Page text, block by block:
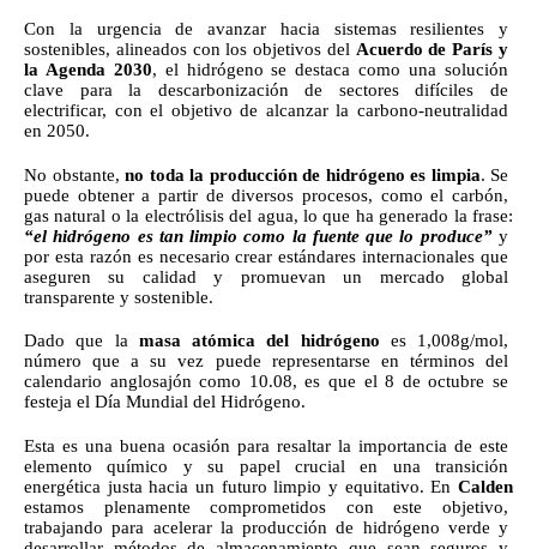
Con la urgencia de avanzar hacia sistemas resilientes y
sostenibles, alineados con los objetivos del Acuerdo de París y
la Agenda 2030, el hidrógeno se destaca como una solución
clave para la descarbonización de sectores difíciles de
electrificar, con el objetivo de alcanzar la carbono-neutralidad
en 2050.
No obstante, no toda la producción de hidrógeno es limpia. Se
puede obtener a partir de diversos procesos, como el carbón,
gas natural o la electrólisis del agua, lo que ha generado la frase:
“el hidrógeno es tan limpio como la fuente que lo produce” y
por esta razón es necesario crear estándares internacionales que
aseguren su calidad y promuevan un mercado global
transparente y sostenible.
Dado que la masa atómica del hidrógeno es 1,008g/mol,
número que a su vez puede representarse en términos del
calendario anglosajón como 10.08, es que el 8 de octubre se
festeja el Día Mundial del Hidrógeno.
Esta es una buena ocasión para resaltar la importancia de este
elemento químico y su papel crucial en una transición
energética justa hacia un futuro limpio y equitativo. En Calden
estamos plenamente comprometidos con este objetivo,
trabajando para acelerar la producción de hidrógeno verde y